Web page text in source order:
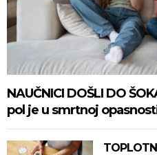
NAUČNICI DOŠLI DO
pol je u smrtnoj